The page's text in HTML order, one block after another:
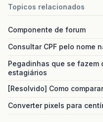
Topicos relacionados
Componente de forum
Consultar CPF pelo nome
Pegadinhas que se fazem
estagiários
[Resolvido] Como
Converter pixels para